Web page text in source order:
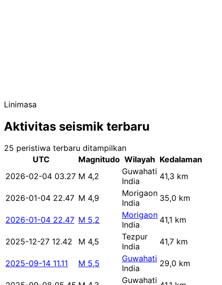
Linimasa
Aktivitas seismik terbaru
25 peristiwa terbaru ditampilkan
UTC
Magnitudo Wilayah Kedalaman
2026-02-04 03.27 M 4,2
Guwahati
India
41,3 km
2026-01-04 22.47 M 4,9
Morigaon
India
35,0 km
2026-01-04 22.47 M 5,2
Morigaon
India
41,1 km
2025-12-27 12.42 M 4,5
Tezpur
India
41,7 km
2025-09-14 11.11 M 5,5
Guwahati
India
29,0 km
Guwahati